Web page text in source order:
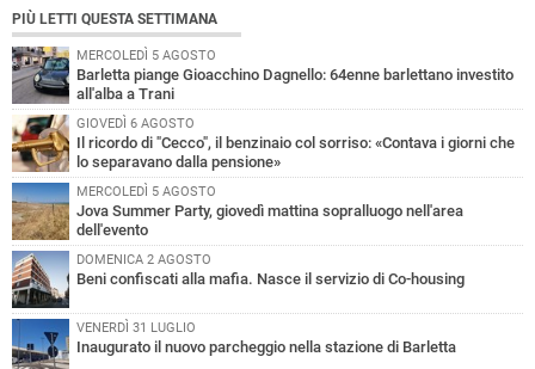
PIÙ LETTI QUESTA SETTIMANA
MERCOLEDÌ 5 AGOSTO
Barletta piange Gioacchino Dagnello: 64enne barlettano investito
all'alba a Trani
GIOVEDÌ 6 AGOSTO
Il ricordo di "Cecco", il benzinaio col sorriso: «Contava i giorni che
lo separavano dalla pensione»
MERCOLEDÌ 5 AGOSTO
Jova Summer Party, giovedì mattina sopralluogo nell'area
dell'evento
DOMENICA 2 AGOSTO
Beni confiscati alla mafia. Nasce il servizio di Co-housing
VENERDÌ 31 LUGLIO
Inaugurato il nuovo parcheggio nella stazione di Barletta